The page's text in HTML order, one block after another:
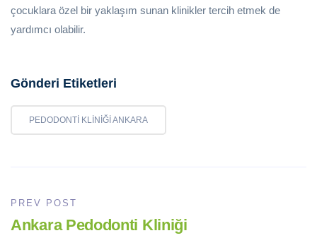
çocuklara özel bir yaklaşım sunan klinikler tercih etmek de
yardımcı olabilir.
Gönderi Etiketleri
PEDODONTI KLINIĞI ANKARA
PREV POST
Ankara Pedodonti Kliniği